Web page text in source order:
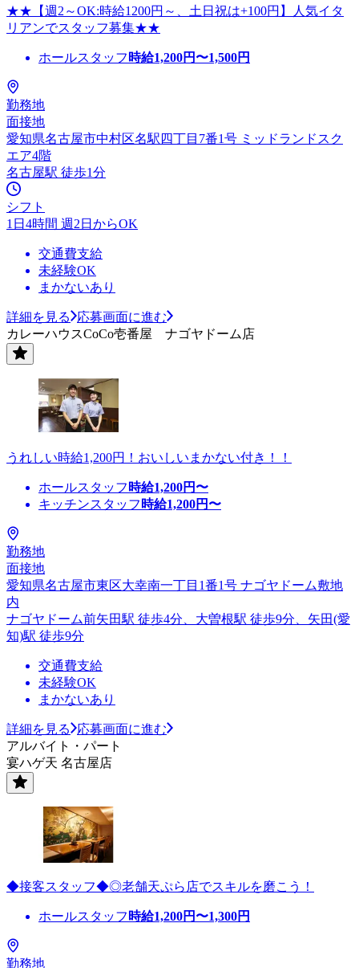
★★【週2～OK:時給1200円～、土日祝は+100円】人気イタ
リアンでスタッフ募集★★
ホールスタッフ 時給1,200円〜1,500円
勤務地
面接地
愛知県名古屋市中村区名駅四丁目7番1号 ミッドランドスク
エア4階
名古屋駅 徒歩1分
シフト
1日4時間 週2日からOK
交通費支給
未経験OK
まかないあり
詳細を見る
応募画面に進む
カレーハウスCoCo壱番屋 ナゴヤドーム店
うれしい時給1,200円！おいしいまかない付き！！
ホールスタッフ 時給1,200円〜
キッチンスタッフ 時給1,200円〜
勤務地
面接地
愛知県名古屋市東区大幸南一丁目1番1号 ナゴヤドーム敷地
内
ナゴヤドーム前矢田駅 徒歩4分、大曽根駅 徒歩9分、矢田(愛
知)駅 徒歩9分
交通費支給
未経験OK
まかないあり
詳細を見る
応募画面に進む
アルバイト・パート
宴ハゲ天 名古屋店
◆接客スタッフ◆◎老舗天ぷら店でスキルを磨こう！
ホールスタッフ 時給1,200円〜1,300円
勤務地